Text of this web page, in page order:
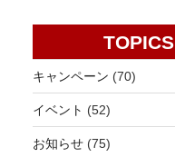
TOPICS
キャンペーン (70)
イベント (52)
お知らせ(75)